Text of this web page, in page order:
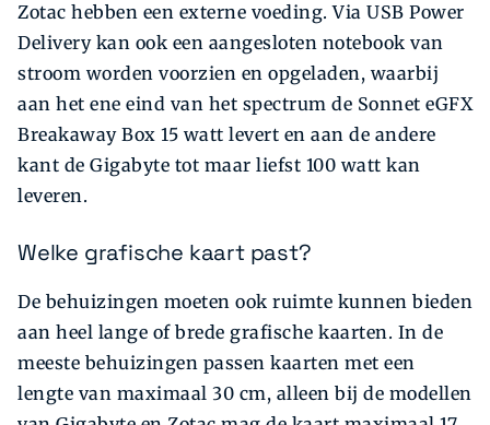
Zotac hebben een externe voeding. Via USB Power
Delivery kan ook een aangesloten notebook van
stroom worden voorzien en opgeladen, waarbij
aan het ene eind van het spectrum de Sonnet eGFX
Breakaway Box 15 watt levert en aan de andere
kant de Gigabyte tot maar liefst 100 watt kan
leveren.
Welke grafische kaart past?
De behuizingen moeten ook ruimte kunnen bieden
aan heel lange of brede grafische kaarten. In de
meeste behuizingen passen kaarten met een
lengte van maximaal 30 cm, alleen bij de modellen